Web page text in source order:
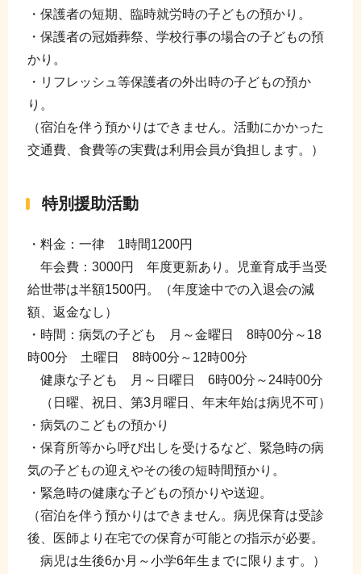
・保護者の短期、臨時就労時の子どもの預かり。
・保護者の冠婚葬祭、学校行事の場合の子どもの預
かり。
・リフレッシュ等保護者の外出時の子どもの預か
り。
（宿泊を伴う預かりはできません。活動にかかった
交通費、食費等の実費は利用会員が負担します。）
特別援助活動
・料金：一律 1時間1200円
年会費：3000円 年度更新あり。児童育成手当受
給世帯は半額1500円。（年度途中での入退会の減
額、返金なし）
・時間：病気の子ども 月～金曜日 8時00分～18
時00分 土曜日 8時00分～12時00分
健康な子ども 月～日曜日 6時00分～24時00分
（日曜、祝日、第3月曜日、年末年始は病児不可）
・病気のこどもの預かり
・保育所等から呼び出しを受けるなど、緊急時の病
気の子どもの迎えやその後の短時間預かり。
・緊急時の健康な子どもの預かりや送迎。
（宿泊を伴う預かりはできません。病児保育は受診
後、医師より在宅での保育が可能との指示が必要。
病児は生後6か月～小学6年生までに限ります。）